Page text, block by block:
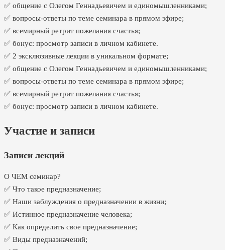
✅ общение с Олегом Геннадьевичем и единомышленниками;
✅ вопросы-ответы по теме семинара в прямом эфире;
✅ всемирный ретрит пожелания счастья;
✅ бонус: просмотр записи в личном кабинете.
✅ 2 эксклюзивные лекции в уникальном формате;
✅ общение с Олегом Геннадьевичем и единомышленниками;
✅ вопросы-ответы по теме семинара в прямом эфире;
✅ всемирный ретрит пожелания счастья;
✅ бонус: просмотр записи в личном кабинете.
Участие и записи
Записи лекций
О ЧЕМ семинар?
✅ Что такое предназначение;
✅ Наши заблуждения о предназначении в жизни;
✅ Истинное предназначение человека;
✅ Как определить свое предназначение;
✅ Виды предназначений;